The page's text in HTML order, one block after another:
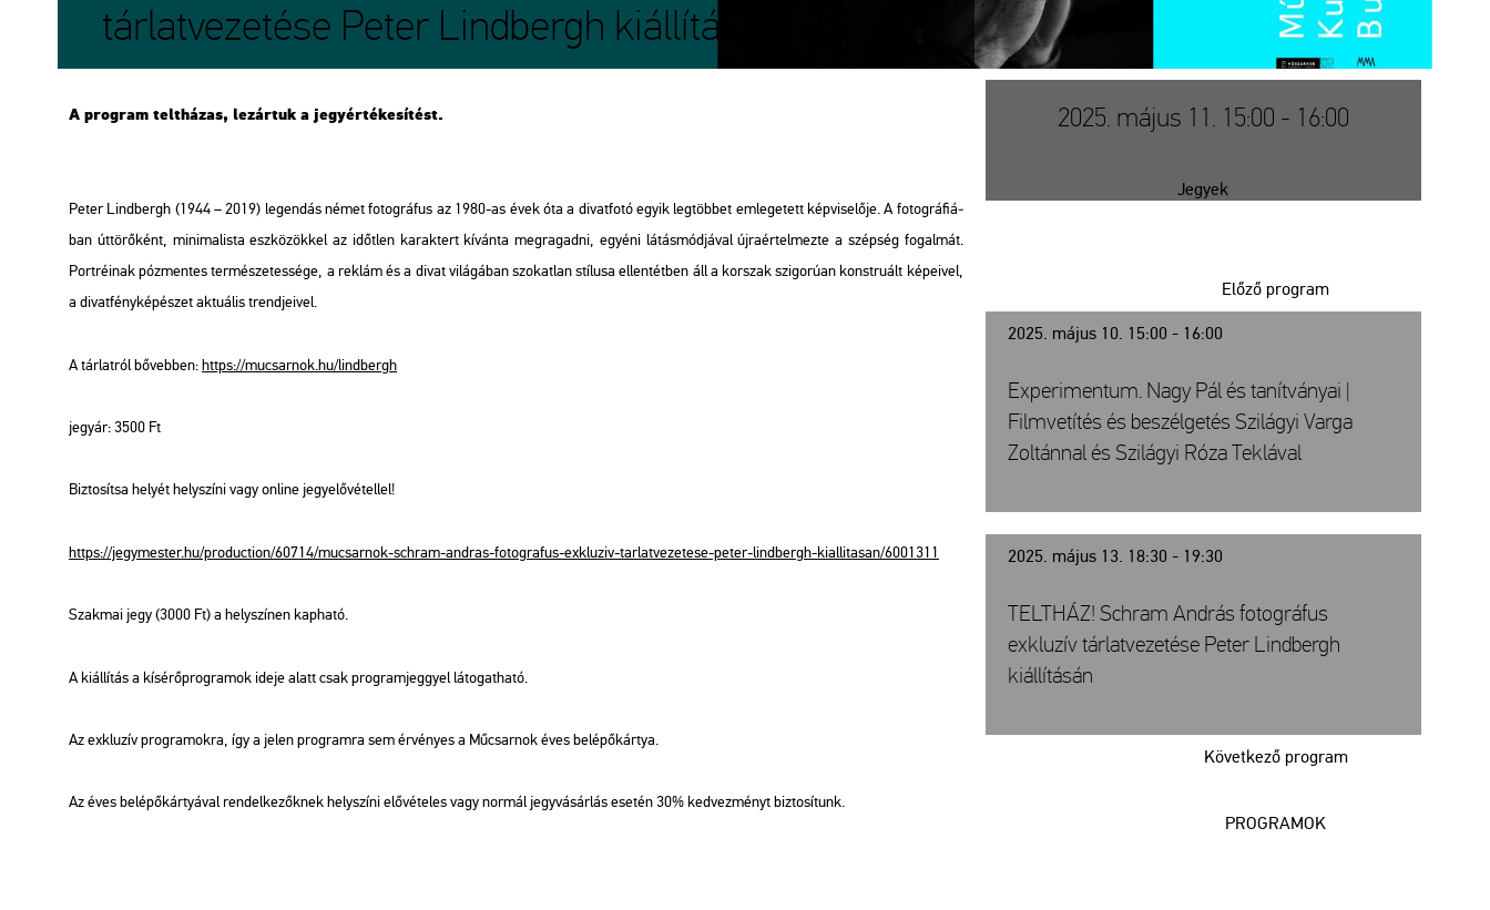
tárlatvezetése Peter Lindbergh kiállításán
A prog­ram telt­há­zas, le­zár­tuk a jegy­ér­té­ke­sí­tést.
Peter Lind­bergh (1944 – 2019) le­gen­dás német fo­tog­rá­fus az 1980-as évek óta a di­vat­fo­tó egyik leg­töb­bet em­le­ge­tett kép­vi­se­lő­je. A fo­tog­rá­fi­á­
ban út­tö­rő­ként, mi­ni­ma­lis­ta esz­kö­zök­kel az időt­len ka­rak­tert kí­ván­ta meg­ra­gad­ni, egyé­ni lá­tás­mód­já­val új­ra­ér­tel­mez­te a szép­ség fo­gal­mát.
Port­ré­i­nak póz­men­tes ter­mé­sze­tes­sé­ge, a rek­lám és a divat vi­lá­gá­ban szo­kat­lan stí­lu­sa el­len­tét­ben áll a kor­szak szi­go­rú­an konst­ru­ált ké­pe­i­vel,
a di­vat­fény­ké­pé­szet ak­tu­á­lis trend­je­i­vel.
A tár­lat­ról bő­veb­ben:https://​mu­csar­nok.​hu/​lind­bergh
jegy­ár: 3500 Ft
Biz­to­sít­sa he­lyét hely­szí­ni vagy on­line jegy­elő­vé­tel­lel!
https://​jegy­mes­ter.​hu/​pro­duc­ti­on/​60714/​mu­csar­nok-​sch­ram-​and­ras-​fo­tog­ra­fus-​exk­lu­ziv-​tar​latv​ezet​ese-​peter-​lind­bergh-​ki­al­lita­san/​6001311
Szak­mai jegy (3000 Ft) a hely­szí­nen kap­ha­tó.
A ki­ál­lí­tás a kí­sé­rő­prog­ra­mok ideje alatt csak prog­ram­jeggyel lá­to­gat­ha­tó.
Az exk­lu­zív prog­ra­mok­ra, így a jelen prog­ram­ra sem ér­vé­nyes a Mű­csar­nok éves be­lé­pő­kár­tya.
Az éves be­lé­pő­kár­tyá­val ren­del­ke­zők­nek hely­szí­ni elő­vé­te­les vagy nor­mál jegy­vá­sár­lás ese­tén 30% ked­vez­ményt biz­to­sí­tunk.
2025. május 11. 15:00 - 16:00
Jegyek
2025. május 10. 15:00 - 16:00
Előző program
Experimentum. Nagy Pál és tanítványai |
Filmvetítés és beszélgetés Szilágyi Varga
Zoltánnal és Szilágyi Róza Teklával
2025. május 13. 18:30 - 19:30
Következő program
TELTHÁZ! Schram András fotográfus
exkluzív tárlatvezetése Peter Lindbergh
kiállításán
PROGRAMOK